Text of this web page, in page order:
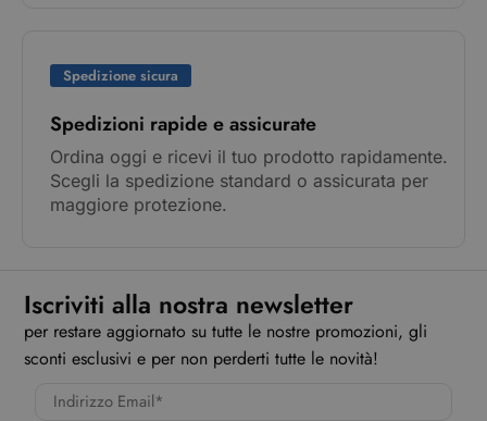
Spedizione sicura
Spedizioni rapide e assicurate
Ordina oggi e ricevi il tuo prodotto rapidamente.
Scegli la spedizione standard o assicurata per
maggiore protezione.
Iscriviti alla nostra newsletter
per restare aggiornato su tutte le nostre promozioni, gli
sconti esclusivi e per non perderti tutte le novità!